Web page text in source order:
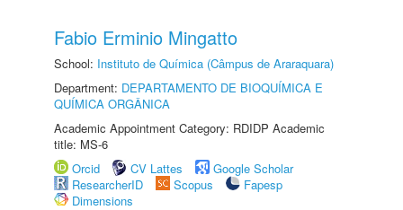
Fabio Erminio Mingatto
School: Instituto de Química (Câmpus de Araraquara)
Department: DEPARTAMENTO DE BIOQUÍMICA E
QUÍMICA ORGÂNICA
Academic Appointment Category: RDIDP Academic
title: MS-6
Orcid
CV Lattes
Google Scholar
ResearcherID
Scopus
Fapesp
Dimensions